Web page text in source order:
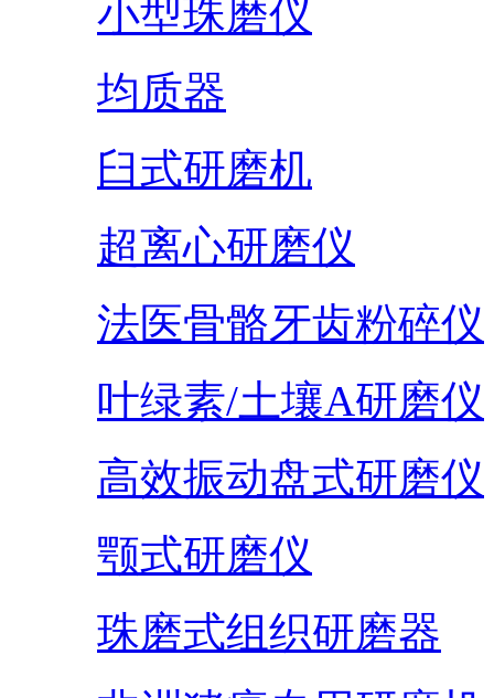
小型珠磨仪
均质器
臼式研磨机
超离心研磨仪
法医骨骼牙齿粉碎仪
叶绿素/土壤A研磨仪
高效振动盘式研磨仪
颚式研磨仪
珠磨式组织研磨器